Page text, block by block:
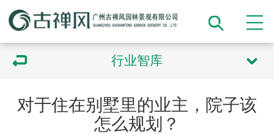
行业智库
对于住在别墅里的业主，院子该
怎么规划？